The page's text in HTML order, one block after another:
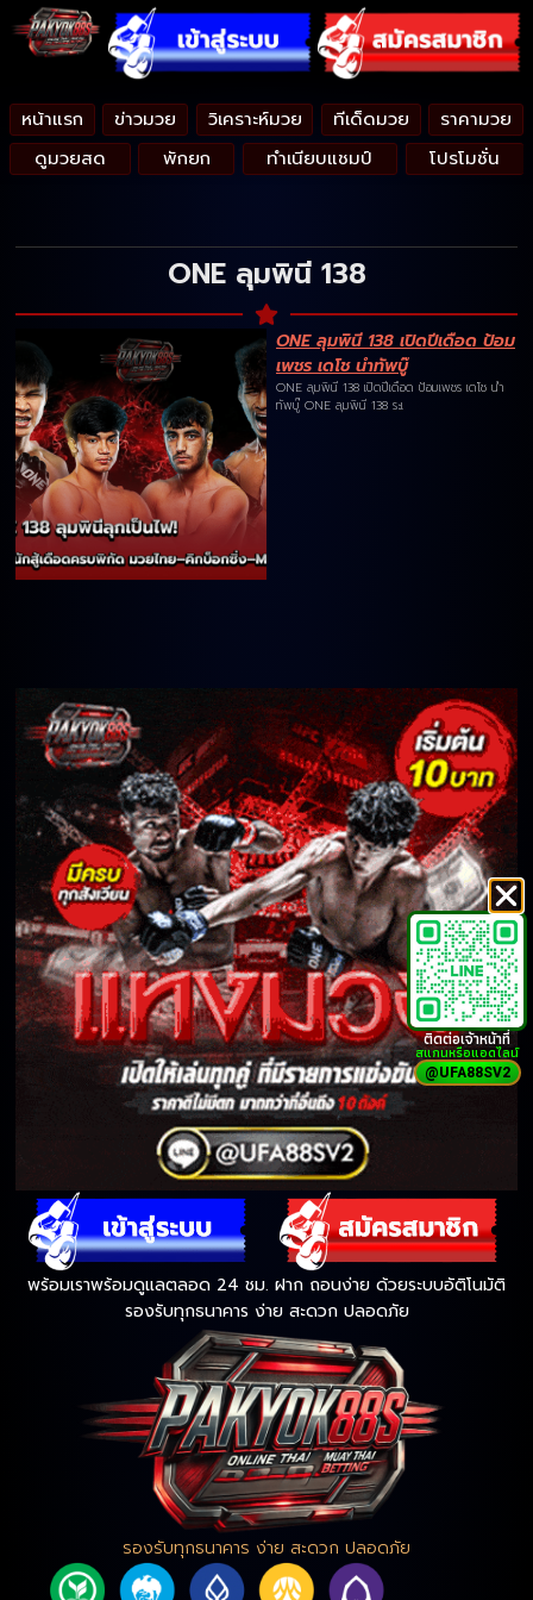
หน้าแรก ข่าวมวย วิเคราะห์มวย ทีเด็ดมวย
ราคามวย
ดูมวยสด
พักยก ทำเนียบแชมป์ โปรโมชั่น
ONE ลุมพินี 138
ONE ลุมพินี 138 เปิดปีเดือด ป้อม
เพชร เดโช นำทัพบู๊
ONE ลุมพินี 138 เปิดปีเดือด ป้อมเพชร เดโช นำ
ทัพบู๊ ONE ลุมพินี 138 ระเ
พร้อมเราพร้อมดูแลตลอด 24 ชม. ฝาก ถอนง่าย ด้วยระบบอัติโนมัติ
รองรับทุกธนาคาร ง่าย สะดวก ปลอดภัย
รองรับทุกธนาคาร ง่าย สะดวก ปลอดภัย
ติดต่อเจ้าหน้าที่
สแกนหรือแอดไลน์
@UFA88SV2